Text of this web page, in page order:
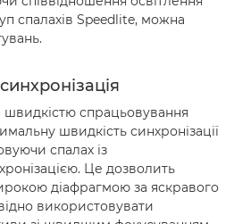
спалахів Speedlite, можна
швидкістю спрацьовування
швидкість синхронізації
спалах із
Це дозволить
діафрагмою за яскравого
використовувати